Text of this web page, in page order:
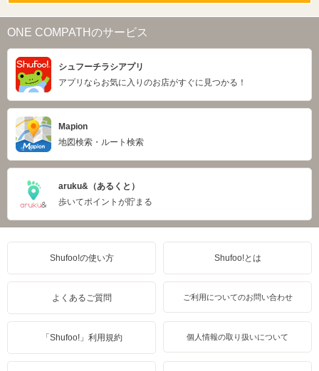
ONE COMPATHのサービス
シュフーチラシアプリ
アプリならお気に入りのお店がすぐに見つかる！
Mapion
地図検索・ルート検索
aruku&（あるくと）
歩いてポイントが貯まる
Shufoo!の使い方 Shufoo!とは
よくあるご質問 ご利用についてのお問い合わせ
「Shufoo!」利用規約 個人情報の取り扱いについて